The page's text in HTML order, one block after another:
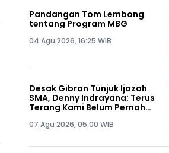
Pandangan Tom Lembong
tentang Program MBG
04 Agu 2026, 16:25 WIB
Desak Gibran Tunjuk Ijazah
SMA, Denny Indrayana: Terus
Terang Kami Belum Pernah
07 Agu 2026, 05:00 WIB